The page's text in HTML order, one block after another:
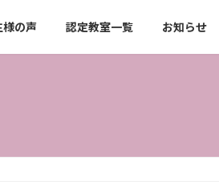
様の声 認定教室一覧 お知らせ